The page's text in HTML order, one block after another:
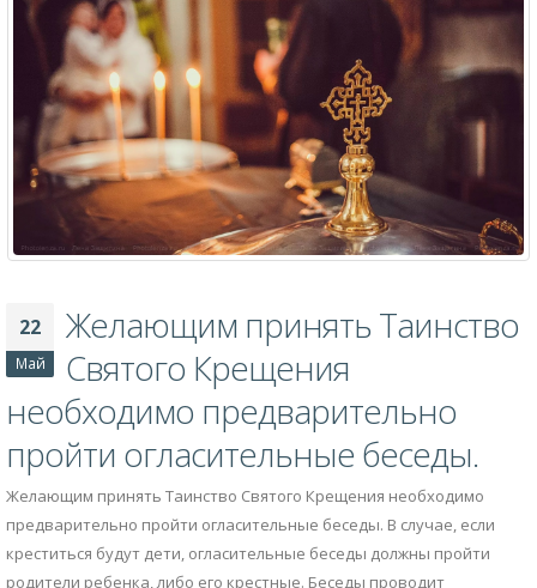
Божией Матери. Его слово стало духовным центром всего
мероприятия. Батюшка обратился к собравшимся с размышлением
о глубочайшей связи Церкви и семьи, раскрыв [...]
By Администратор
Миссионерская деятельность
0 Comments
Подробнее